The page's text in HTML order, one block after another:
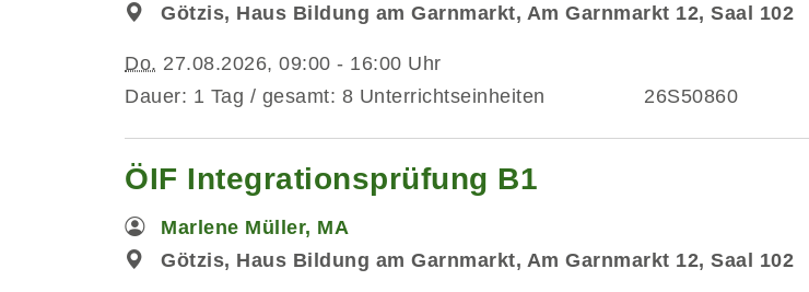
Götzis, Haus Bildung am Garnmarkt, Am Garnmarkt 12, Saal 102
Do. 27.08.2026, 09:00 - 16:00 Uhr
Dauer: 1 Tag / gesamt: 8 Unterrichtseinheiten
26S50860
ÖIF Integrationsprüfung B1
Marlene Müller, MA
Götzis, Haus Bildung am Garnmarkt, Am Garnmarkt 12, Saal 102